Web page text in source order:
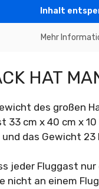
Inhalt
Mehr
HAT
des großen
33 cm x 40 cm x
das Gewicht
jeder Fluggast
nicht an einem